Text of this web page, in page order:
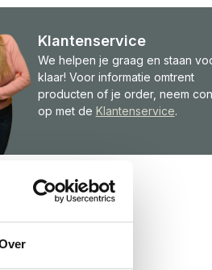
Klantenservice
We helpen je graag en staan
klaar! Voor informatie omtrent
producten of je order, neem
op met de Klantenservice.